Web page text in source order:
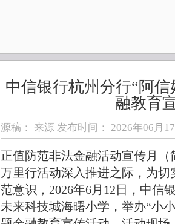
中信银行杭州分行“阿
融教育
源稿： 来源 发布时间： 2026年06月
正值防范非法金融活动宣传月
万里行活动深入推进之际，为
范意识，2026年6月12日，中信
未来科技城海曙小学，举办“小